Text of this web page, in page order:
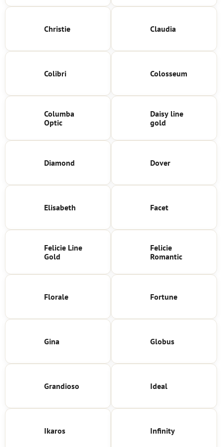
Christie Claudia
Colibri Colosseum
Columba
Optic
Daisy line
gold
Diamond Dover
Elisabeth Facet
Felicie Line
Gold
Felicie
Romantic
Florale Fortune
Gina Globus
Grandioso Ideal
Ikaros Infinity